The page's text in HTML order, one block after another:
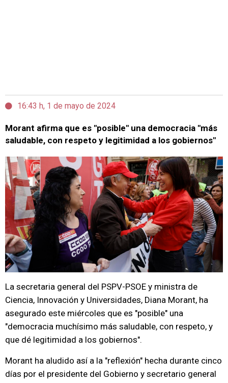
16:43 h, 1 de mayo de 2024
Morant afirma que es "posible" una democracia "más
saludable, con respeto y legitimidad a los gobiernos"
La secretaria general del PSPV-PSOE y ministra de
Ciencia, Innovación y Universidades, Diana Morant, ha
asegurado este miércoles que es "posible" una
"democracia muchísimo más saludable, con respeto, y
que dé legitimidad a los gobiernos".
Morant ha aludido así a la "reflexión" hecha durante cinco
días por el presidente del Gobierno y secretario general